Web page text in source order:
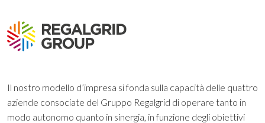
Il nostro modello d’impresa si fonda sulla capacità delle quattro
aziende consociate del Gruppo Regalgrid di operare tanto in
modo autonomo quanto in sinergia, in funzione degli obiettivi